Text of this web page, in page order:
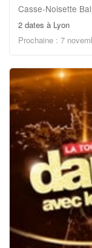
Casse-Noisette
2 dates à Lyon
Prochaine : 7